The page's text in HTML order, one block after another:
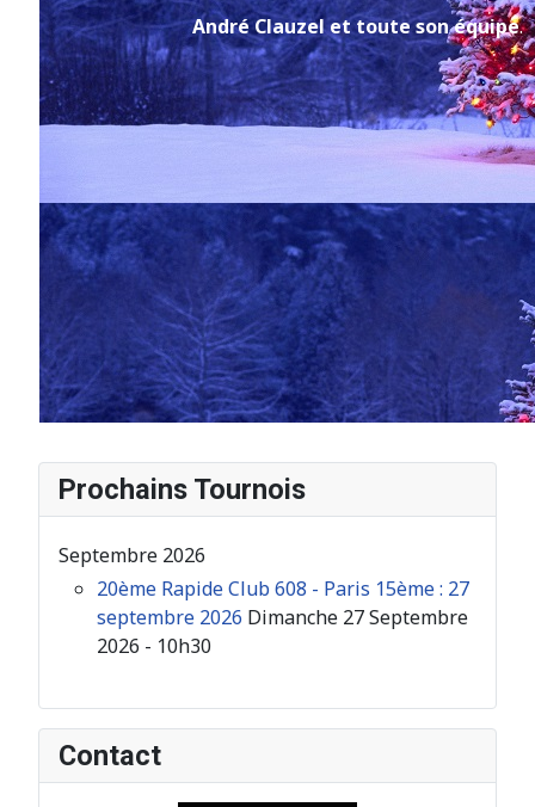
Prochains Tournois
Septembre 2026
20ème Rapide Club 608 - Paris 15ème : 27
septembre 2026 Dimanche 27 Septembre
2026 - 10h30
Contact
André Clauzel et toute son équipe.